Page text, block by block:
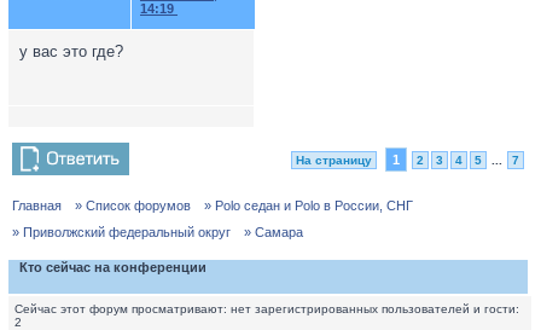
14:19
у вас это где?
На страницу 1 2 3 4 5 7
Главная » Список форумов
» Polo седан и Polo в России, СНГ
» Приволжский федеральный округ
» Самара
Кто сейчас на конференции
Сейчас этот форум просматривают: нет зарегистрированных пользователей и гости:
2